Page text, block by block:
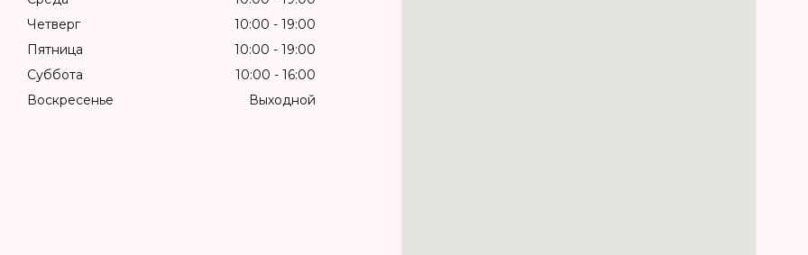
Четверг
10:00
19:00
Пятница
10:00
19:00
Суббота
10:00
16:00
Воскресенье
Выходной